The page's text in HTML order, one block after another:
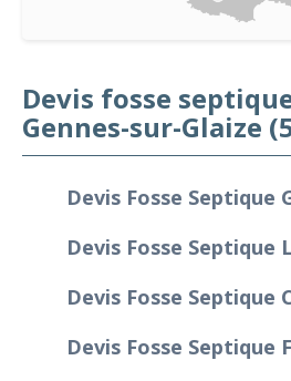
Devis fosse
Gennes-sur-Glaize
Devis Fosse Septique
Devis Fosse Septique
Devis Fosse Septique
Devis Fosse Septique